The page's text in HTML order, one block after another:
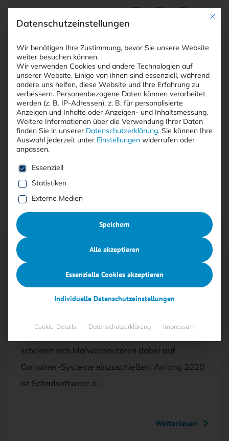
Suchfeld
Suchen
Breadcrumb-Navigation
STARTSEITE AUTOREN TEJAS GIRME
Alle Beiträge von Tejas Girme
Alle
AUSGABE 2/2020
Angedockt und abgeschürft
Einnahmequelle für Cyberkriminelle. Und nun
scheinen sich Malwareautoren dabei auf
Container-Systeme einzuschießen: Anfang 2020
ist Schadsoftware a…
Weiterlesen
Mit
Datenschutzeinstellungen
Wir benötigen Ihre Zustimmung, bevor Sie unsere Website
weiter besuchen können.
Wir verwenden Cookies und andere Technologien auf
unserer Website. Einige von ihnen sind essenziell, während
andere uns helfen, diese Website und Ihre Erfahrung zu
verbessern. Personenbezogene Daten können verarbeitet
werden (z. B. IP-Adressen), z. B. für personalisierte
Anzeigen und Inhalte oder Anzeigen- und Inhaltsmessung.
Weitere Informationen über die Verwendung Ihrer Daten
finden Sie in unserer Datenschutzerklärung. Sie können Ihre
Auswahl jederzeit unter Einstellungen widerrufen oder
anpassen.
Es folgt eine Liste der Service-Gruppen, für die eine
Essenziell
Statistiken
Externe Medien
Speichern
Alle akzeptieren
Essenzielle Cookies akzeptieren
Individuelle Datenschutzeinstellungen
Cookie-Details Datenschutzerklärung Impressum